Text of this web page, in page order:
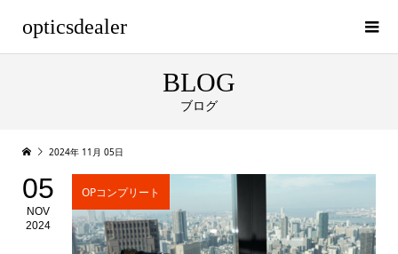
opticsdealer
BLOG
ブログ
2024年 11月 05日
05
NOV
2024
OPコンプリート